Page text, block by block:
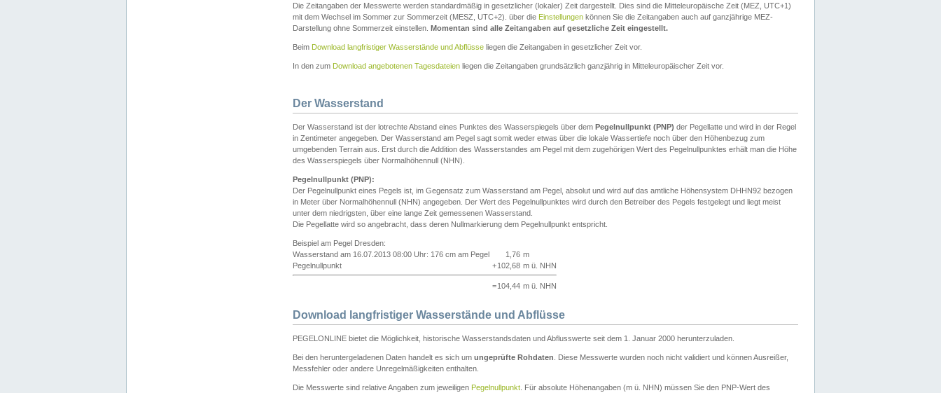
Die Zeitangaben der Messwerte werden standardmäßig in gesetzlicher (lokaler) Zeit dargestellt. Dies sind die Mitteleuropäische Zeit (MEZ, UTC+1)
mit dem Wechsel im Sommer zur Sommerzeit (MESZ, UTC+2). über die Einstellungen können Sie die Zeitangaben auch auf ganzjährige MEZ-
Darstellung ohne Sommerzeit einstellen. Momentan sind alle Zeitangaben auf gesetzliche Zeit eingestellt.
Beim Download langfristiger Wasserstände und Abflüsse liegen die Zeitangaben in gesetzlicher Zeit vor.
In den zum Download angebotenen Tagesdateien liegen die Zeitangaben grundsätzlich ganzjährig in Mitteleuropäischer Zeit vor.
Der Wasserstand
Der Wasserstand ist der lotrechte Abstand eines Punktes des Wasserspiegels über dem Pegelnullpunkt (PNP) der Pegellatte und wird in der Regel
in Zentimeter angegeben. Der Wasserstand am Pegel sagt somit weder etwas über die lokale Wassertiefe noch über den Höhenbezug zum
umgebenden Terrain aus. Erst durch die Addition des Wasserstandes am Pegel mit dem zugehörigen Wert des Pegelnullpunktes erhält man die Höhe
des Wasserspiegels über Normalhöhennull (NHN).
Pegelnullpunkt (PNP):
Der Pegelnullpunkt eines Pegels ist, im Gegensatz zum Wasserstand am Pegel, absolut und wird auf das amtliche Höhensystem DHHN92 bezogen
in Meter über Normalhöhennull (NHN) angegeben. Der Wert des Pegelnullpunktes wird durch den Betreiber des Pegels festgelegt und liegt meist
unter dem niedrigsten, über eine lange Zeit gemessenen Wasserstand.
Die Pegellatte wird so angebracht, dass deren Nullmarkierung dem Pegelnullpunkt entspricht.
Beispiel am Pegel Dresden:
Wasserstand am 16.07.2013 08:00 Uhr: 176 cm am Pegel
1,76 m
Pegelnullpunkt
+102,68 m ü. NHN
=104,44 m ü. NHN
Download langfristiger Wasserstände und Abflüsse
PEGELONLINE bietet die Möglichkeit, historische Wasserstandsdaten und Abflusswerte seit dem 1. Januar 2000 herunterzuladen.
Bei den heruntergeladenen Daten handelt es sich um ungeprüfte Rohdaten . Diese Messwerte wurden noch nicht validiert und können Ausreißer,
Messfehler oder andere Unregelmäßigkeiten enthalten.
Die Messwerte sind relative Angaben zum jeweiligen Pegelnullpunkt . Für absolute Höhenangaben (m ü. NHN) müssen Sie den PNP-Wert des